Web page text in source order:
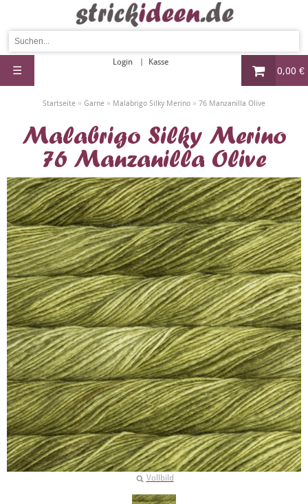
0,00 €
Login Kasse
☰
Startseite » Garne » Malabrigo Silky Merino » 76 Manzanilla Olive
Malabrigo Silky Merino
76 Manzanilla Olive
Vollbild